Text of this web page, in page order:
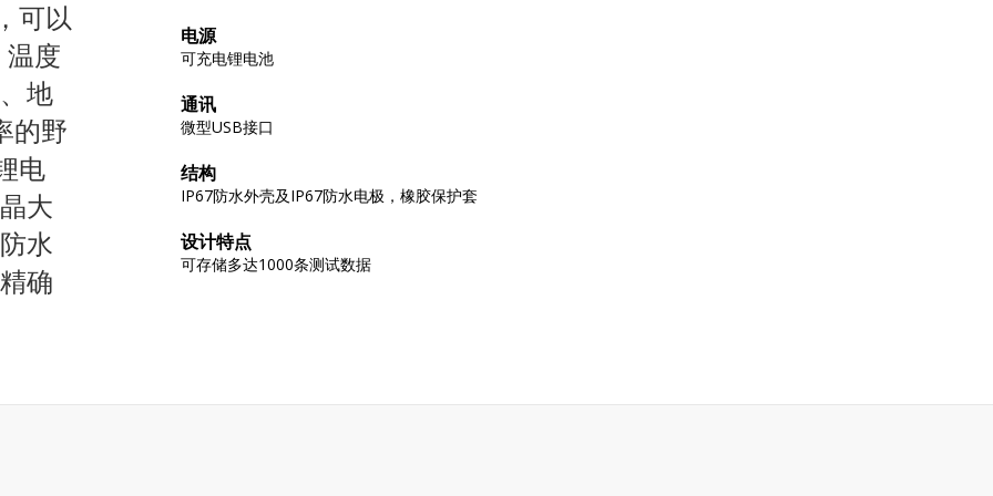
可以
度
地
的野
电
大
水
确
电源
可充电锂电池
通讯
微型USB接口
结构
IP67防水外壳及IP67防水电极，橡胶保护套
设计特点
可存储多达1000条测试数据